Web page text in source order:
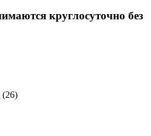
круглосуточно без
(26)